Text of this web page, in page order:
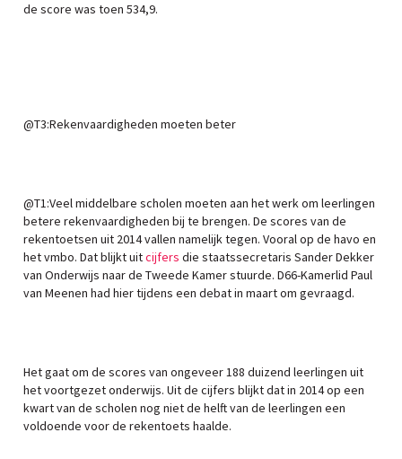
de score was toen 534,9.
@T3:Rekenvaardigheden moeten beter
@T1:Veel middelbare scholen moeten aan het werk om leerlingen
betere rekenvaardigheden bij te brengen. De scores van de
rekentoetsen uit 2014 vallen namelijk tegen. Vooral op de havo en
het vmbo. Dat blijkt uitcijfers die staatssecretaris Sander Dekker
van Onderwijs naar de Tweede Kamer stuurde. D66-Kamerlid Paul
van Meenen had hier tijdens een debat in maart om gevraagd.
Het gaat om de scores van ongeveer 188 duizend leerlingen uit
het voortgezet onderwijs. Uit de cijfers blijkt dat in 2014 op een
kwart van de scholen nog niet de helft van de leerlingen een
voldoende voor de rekentoets haalde.